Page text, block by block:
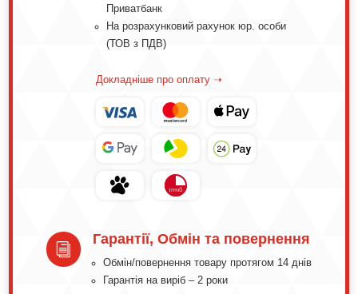
Приватбанк
На розрахунковий рахунок юр. особи
(ТОВ з ПДВ)
Докладніше про оплату ➝
i
Гарантії, Обмін та повернення
Обмін/повернення товару протягом 14 днів
Гарантія на виріб – 2 роки